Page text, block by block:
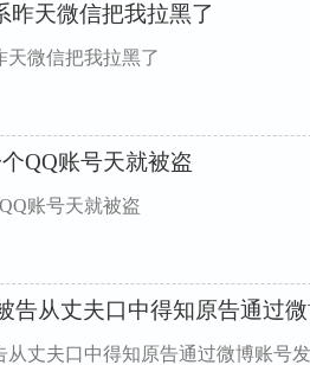
昨天微信把我拉黑了
天微信把我拉黑了
QQ账号天就被盗
账号天就被盗
告从丈夫口中得知原告通过
从丈夫口中得知原告通过微博账号